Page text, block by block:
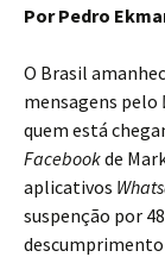
Por Pedro
O Brasil
mensagens pelo
quem está
Facebookde
aplicativos
suspenção por
descumprimento